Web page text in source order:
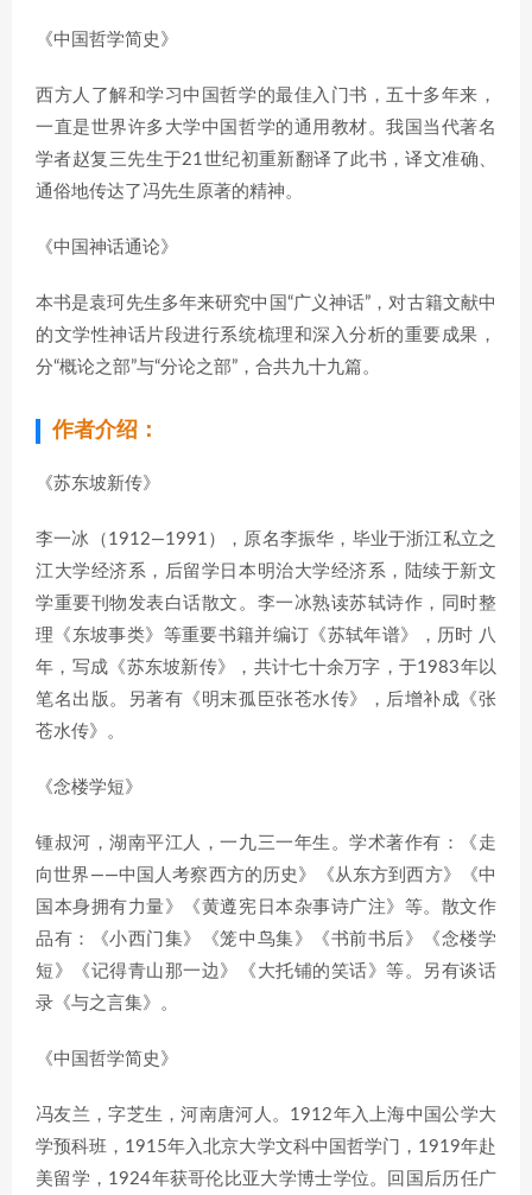
《中国哲学简史》
西方人了解和学习中国哲学的最佳入门书，五十多年来，
一直是世界许多大学中国哲学的通用教材。我国当代著名
学者赵复三先生于21世纪初重新翻译了此书，译文准确、
通俗地传达了冯先生原著的精神。
《中国神话通论》
本书是袁珂先生多年来研究中国“广义神话”，对古籍文献中
的文学性神话片段进行系统梳理和深入分析的重要成果，
分“概论之部”与“分论之部”，合共九十九篇。
作者介绍：
《苏东坡新传》
李一冰（1912—1991），原名李振华，毕业于浙江私立之
江大学经济系，后留学日本明治大学经济系，陆续于新文
学重要刊物发表白话散文。李一冰熟读苏轼诗作，同时整
理《东坡事类》等重要书籍并编订《苏轼年谱》，历时 八
年，写成《苏东坡新传》，共计七十余万字，于1983年以
笔名出版。另著有《明末孤臣张苍水传》，后增补成《张
苍水传》。
《念楼学短》
锺叔河，湖南平江人，一九三一年生。学术著作有：《走
向世界——中国人考察西方的历史》《从东方到西方》《中
国本身拥有力量》《黄遵宪日本杂事诗广注》等。散文作
品有：《小西门集》《笼中鸟集》《书前书后》《念楼学
短》《记得青山那一边》《大托铺的笑话》等。另有谈话
录《与之言集》。
《中国哲学简史》
冯友兰，字芝生，河南唐河人。1912年入上海中国公学大
学预科班，1915年入北京大学文科中国哲学门，1919年赴
美留学，1924年获哥伦比亚大学博士学位。回国后历任广